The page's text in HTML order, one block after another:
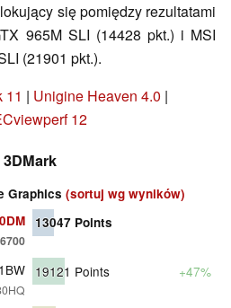
się pomiędzy rezultatami
965M SLI (14428 pkt.) i MSI
(21901 pkt.).
11 | Unigine Heaven 4.0 |
12
3DMark
Graphics (sortuj wg wyników)
13047 Points
19121 Points +47%